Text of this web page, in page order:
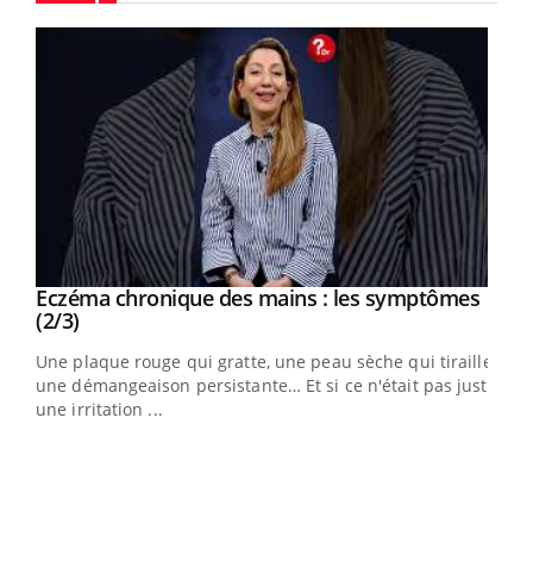
Youtube
Eczéma chronique des mains : les symptômes
(2/3)Youtube
Une plaque rouge qui gratte, une peau sèche qui tiraille,
une démangeaison persistante… Et si ce n'était pas juste
une irritation ...